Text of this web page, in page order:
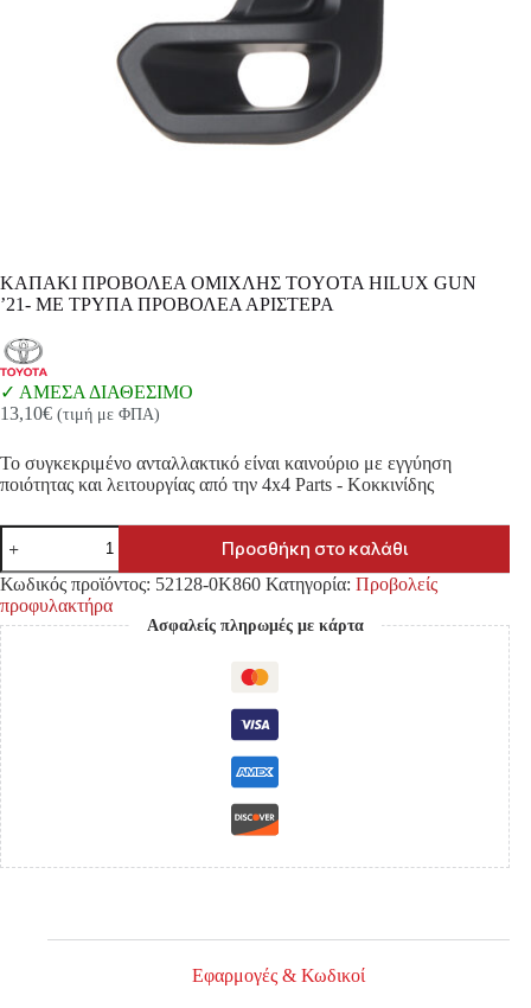
ΚΑΠΑΚΙ ΠΡΟΒΟΛΕΑ ΟΜΙΧΛΗΣ TOYOTA HILUX GUN
’21- ΜΕ ΤΡΥΠΑ ΠΡΟΒΟΛΕΑ ΑΡΙΣΤΕΡΑ
ΑΜΕΣΑ ΔΙΑΘΕΣΙΜΟ
13,10€ (τιμή με ΦΠΑ)
Το συγκεκριμένο ανταλλακτικό είναι καινούριο με εγγύηση
ποιότητας και λειτουργίας από την 4x4 Parts - Κοκκινίδης
ΚΑΠΑΚΙ
ΠΡΟΒΟΛΕΑ
ΟΜΙΧΛΗΣ
TOYOTA
HILUX
GUN
'21-
ΜΕ
ΤΡΥΠΑ
ΠΡΟΒΟΛΕΑ
ΑΡΙΣΤΕΡΑ
ποσότητα
Προσθήκη στο καλάθι
Κωδικός προϊόντος: 52128-0K860 Κατηγορία: Προβολείς
προφυλακτήρα
Ασφαλείς πληρωμές με κάρτα
Εφαρμογές & Κωδικοί